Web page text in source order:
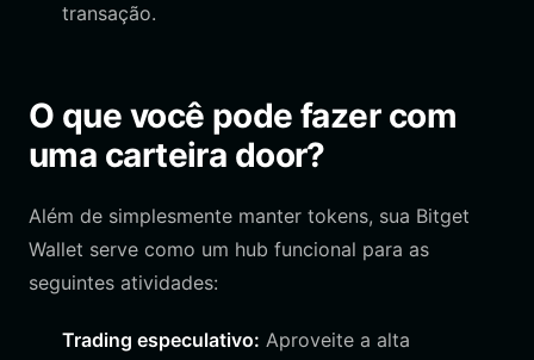
transação.
O que você pode fazer com
uma carteira door?
Além de simplesmente manter tokens, sua Bitget
Wallet serve como um hub funcional para as
seguintes atividades:
Trading especulativo: Aproveite a alta